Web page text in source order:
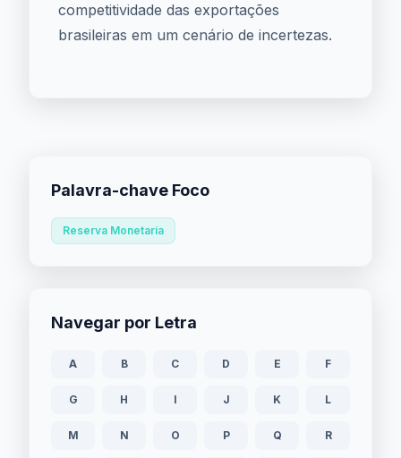
competitividade das exportações
brasileiras em um cenário de incertezas.
Palavra-chave Foco
Reserva Monetaria
Navegar por Letra
A B C D E F
G H I J K L
M N O P Q R